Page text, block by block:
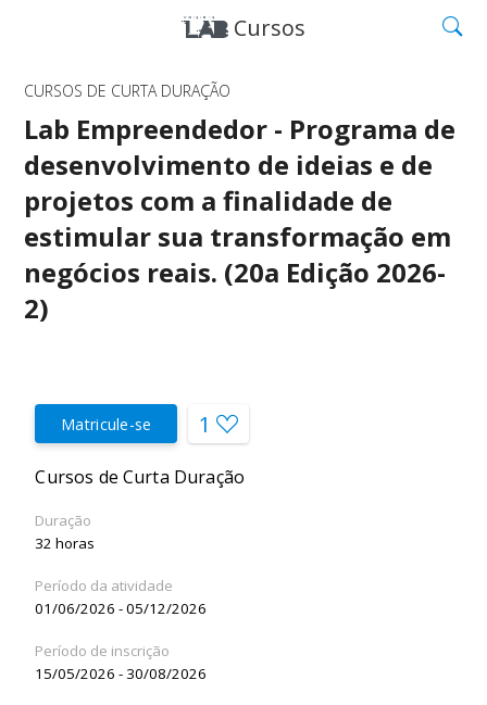
Cursos
CURSOS DE CURTA DURAÇÃO
Lab Empreendedor - Programa de
desenvolvimento de ideias e de
projetos com a finalidade de
estimular sua transformação em
negócios reais. (20a Edição 2026-
2)
Matricule-se 1
Cursos de Curta Duração
Duração
32 horas
Período da atividade
01/06/2026 - 05/12/2026
Período de inscrição
15/05/2026 - 30/08/2026